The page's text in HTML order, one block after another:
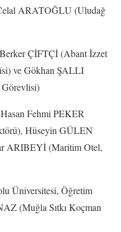
ARATOĞLU (Uludağ
ÇİFTÇİ (Abant İzzet
ve Gökhan ŞALLI
Fehmi PEKER
Hüseyin GÜLEN
ARIBEYİ (Maritim Otel,
Üniversitesi, Öğretim
(Muğla Sıtkı Koçman